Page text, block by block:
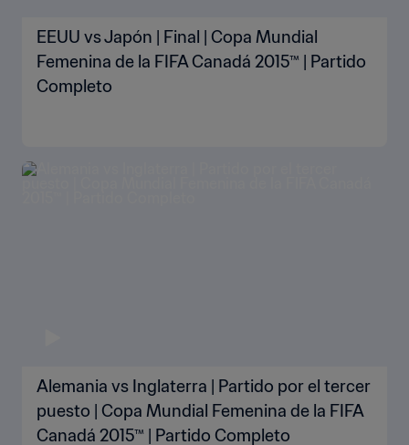
EEUU vs Japón | Final | Copa Mundial
Femenina de la FIFA Canadá 2015™ | Partido
Completo
Alemania vs Inglaterra | Partido por el tercer
puesto | Copa Mundial Femenina de la FIFA
Canadá 2015™ | Partido Completo